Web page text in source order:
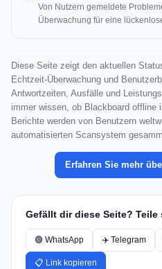
Von Nutzern gemeldete
Überwachung für eine
Diese Seite zeigt den aktuellen
Echtzeit-Überwachung und
Antwortzeiten, Ausfälle und
immer wissen, ob Blackboard offline
Berichte werden von Benutzern
automatisierten Scansystem
Erfahren Sie mehr
Gefällt dir diese Seite? Teile
🟢 WhatsApp ✈️ Telegram
📋 Link kopieren